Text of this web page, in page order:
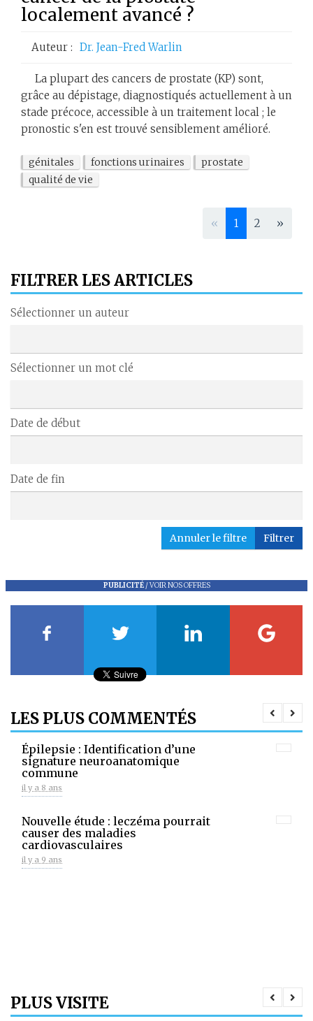
localement avancé ?
Auteur : Dr. Jean-Fred Warlin
La plupart des cancers de prostate (KP) sont,
grâce au dépistage, diagnostiqués actuellement à un
stade précoce, accessible à un traitement local ; le
pronostic s'en est trouvé sensiblement amélioré.
génitales fonctions urinaires
prostate
qualité de vie
« 1 2 »
FILTRER LES ARTICLES
Sélectionner un auteur
Sélectionner un mot clé
Date de début
Date de fin
Filtrer
Annuler le filtre
PUBLICITÉ/VOIR NOS OFFRES
LES PLUS COMMENTÉS
Épilepsie : Identification d’une
signature neuroanatomique
commune
il y a 8 ans
Nouvelle étude : leczéma pourrait
causer des maladies
cardiovasculaires
il y a 9 ans
PLUS VISITE